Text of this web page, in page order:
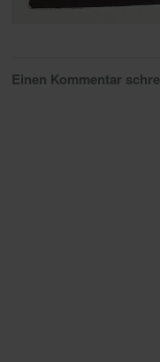
Einen Kommentar